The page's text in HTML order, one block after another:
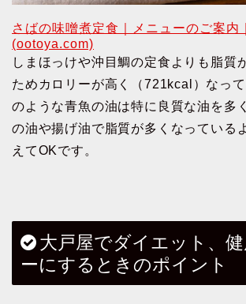
さばの味噌煮定食｜メニューのご案内
(ootoya.com)
しまほっけや沖目鯛の定食よりも脂質
ためカロリーが高く（721kcal）なっ
のような青魚の油は特に良質な油を多
の油や揚げ油で脂質が多くなっている
えてOKです。
大戸屋でダイエット、健
ーにするときのポイント